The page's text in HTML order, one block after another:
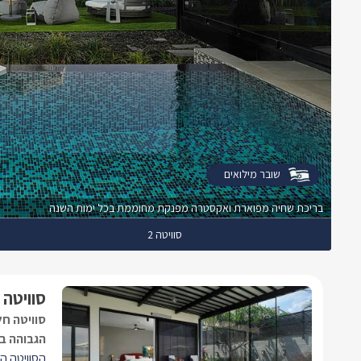
בריכת שחיה מפוארת ואקסטרה מפנקת מחוממת בכל ימות השנה
סוויטה 2
שובר מילואים
סוויטה 1
סוויטה
הגבוהה